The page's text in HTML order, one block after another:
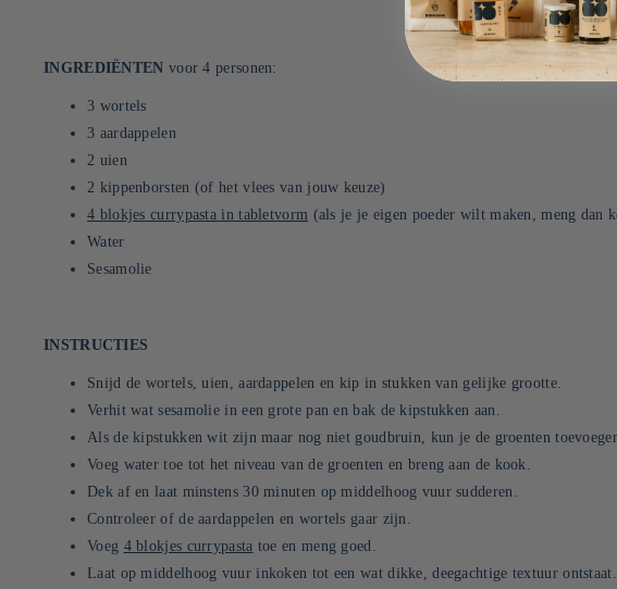
INGREDIËNTEN voor 4 personen:
3 wortels
3 aardappelen
2 uien
2 kippenborsten (of het vlees van jouw keuze)
4 blokjes currypasta in tabletvorm (als je je eigen poeder wilt maken, meng dan
Water
Sesamolie
INSTRUCTIES
Snijd de wortels, uien, aardappelen en kip in stukken van gelijke grootte.
Verhit wat sesamolie in een grote pan en bak de kipstukken aan.
Als de kipstukken wit zijn maar nog niet goudbruin, kun je de groenten
Voeg water toe tot het niveau van de groenten en breng aan de kook.
Dek af en laat minstens 30 minuten op middelhoog vuur sudderen.
Controleer of de aardappelen en wortels gaar zijn.
Voeg 4 blokjes currypasta toe en meng goed.
Laat op middelhoog vuur inkoken tot een wat dikke, deegachtige textuur